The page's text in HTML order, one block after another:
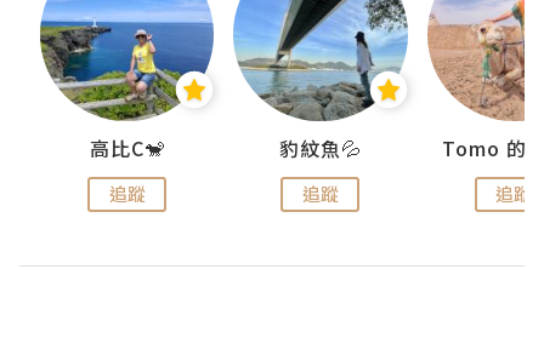
高比C🐒
追蹤
豹紋魚💦
追蹤 追蹤